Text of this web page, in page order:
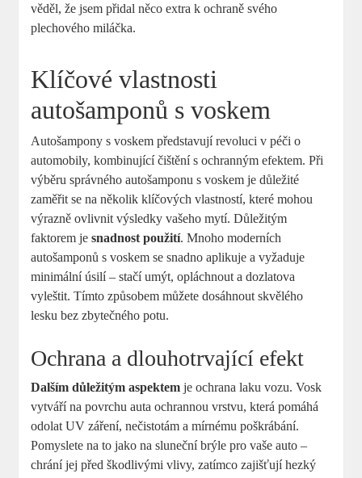
věděl, že jsem přidal něco extra k ochraně svého
plechového miláčka.
Klíčové vlastnosti
autošamponů s voskem
Autošampony s voskem představují revoluci v péči o
automobily, kombinující čištění s ochranným efektem. Při
výběru správného autošamponu s voskem je důležité
zaměřit se na několik klíčových vlastností, které mohou
výrazně ovlivnit výsledky vašeho mytí. Důležitým
faktorem jesnadnost použití. Mnoho moderních
autošamponů s voskem se snadno aplikuje a vyžaduje
minimální úsilí – stačí umýt, opláchnout a dozlatova
vyleštit. Tímto způsobem můžete dosáhnout skvělého
lesku bez zbytečného potu.
Ochrana a dlouhotrvající efekt
Dalším důležitým aspektem je ochrana laku vozu. Vosk
vytváří na povrchu auta ochrannou vrstvu, která pomáhá
odolat UV záření, nečistotám a mírnému poškrábání.
Pomyslete na to jako na sluneční brýle pro vaše auto –
chrání jej před škodlivými vlivy, zatímco zajišťují hezký